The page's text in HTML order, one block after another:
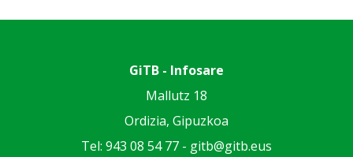
GiTB - Infosare
Mallutz 18
Ordizia, Gipuzkoa
Tel: 943 08 54 77 - gitb@gitb.eus